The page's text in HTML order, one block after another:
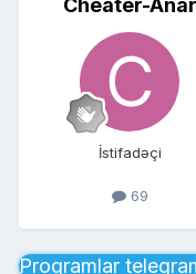
Cheater-Anar
İstifadəçi
69
Proqramlar